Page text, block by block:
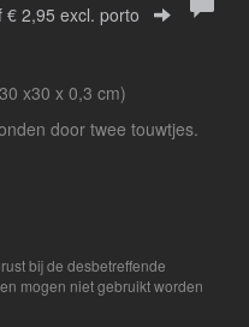
€ 2,95 excl. porto
x30 x 0,3 cm)
door twee touwtjes.
bij de desbetreffende
mogen niet gebruikt worden